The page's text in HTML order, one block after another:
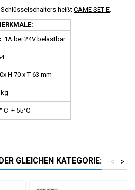
heißt CAME SET-E
1A bei 24V belastbar
H 70 x T 63 mm
C- + 55°C
GLEICHEN KATEGORIE: >
<